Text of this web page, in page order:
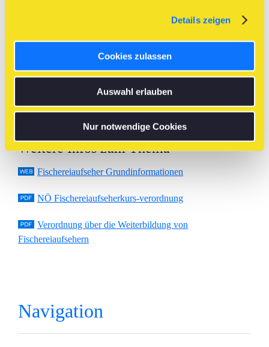
Details zeigen
Cookies zulassen
Auswahl erlauben
Nur notwendige Cookies
Vor-Routenplanum Möglichkeiten
abzuklären mittels öffentlicher Verkehrsmittel einen Kursort
^
Weitere Infos zum Thema
Fischereiaufseher Grundinformationen
NÖ Fischereiaufseherkurs-verordnung
Verordnung über die Weiterbildung von
Fischereiaufsehern
Navigation